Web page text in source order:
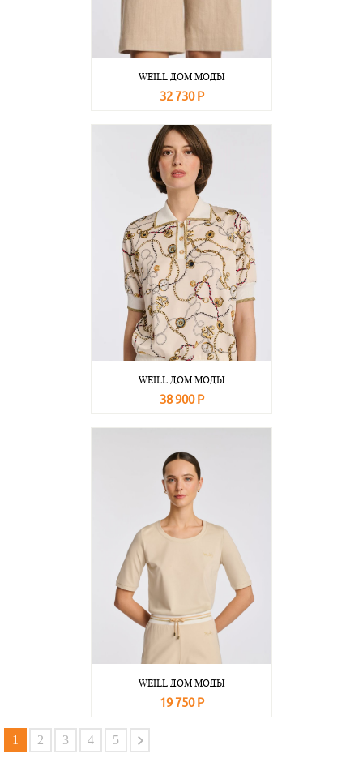
WEILL ДОМ МОДЫ
32 730 Р
WEILL ДОМ МОДЫ
38 900 Р
WEILL ДОМ МОДЫ
19 750 Р
В корзину
1 2 3 4 5